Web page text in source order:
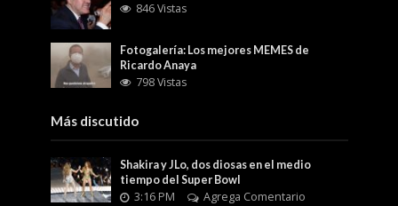
846 Vistas
Fotogalería: Los mejores MEMES de
Ricardo Anaya
798 Vistas
Más discutido
Shakira y JLo, dos diosas en el medio
tiempo del Super Bowl
3:16 PM Agrega Comentario